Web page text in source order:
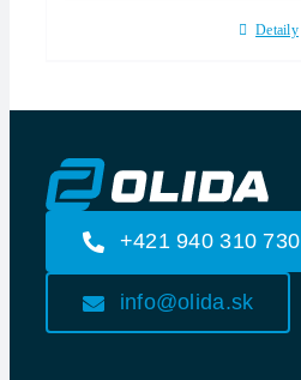
Detaily
+421 940 310 730
info@olida.sk